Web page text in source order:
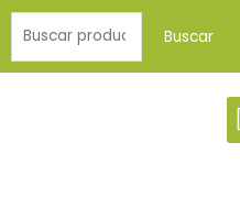
contenido
por:
Buscar